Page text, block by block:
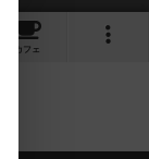
カフェ